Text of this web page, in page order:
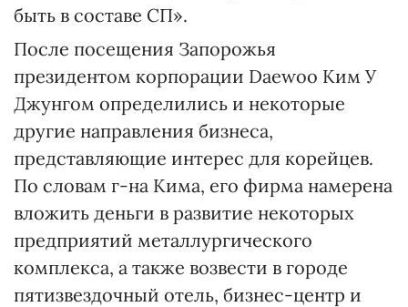
быть в составе СП».
После посещения Запорожья
президентом корпорации Daewoo Ким У
Джунгом определились и некоторые
другие направления бизнеса,
представляющие интерес для корейцев.
По словам г-на Кима, его фирма намерена
вложить деньги в развитие некоторых
предприятий металлургического
комплекса, а также возвести в городе
пятизвездочный отель, бизнес-центр и